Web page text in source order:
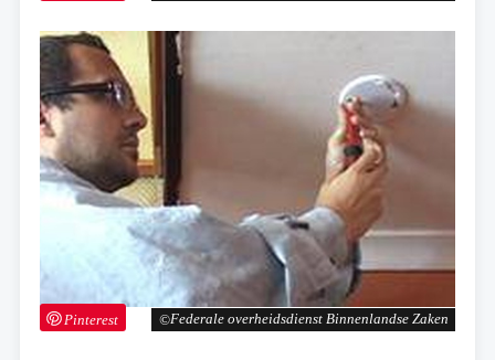
Federale overheidsdienst Binnenlandse Zaken
Pinterest